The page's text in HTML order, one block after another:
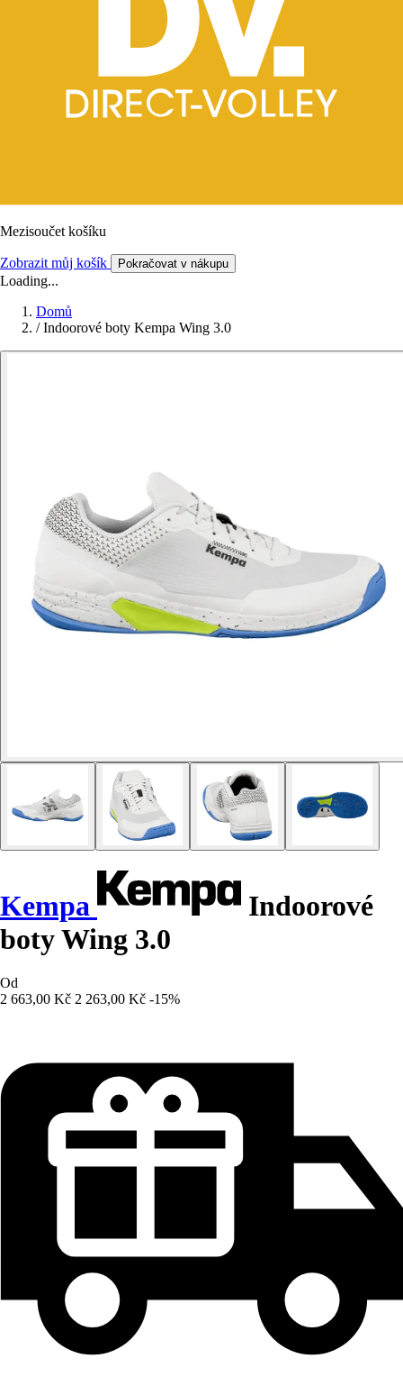
Mezisoučet košíku
Zobrazit můj košík Pokračovat v nákupu
Loading...
Domů
/ Indoorové boty Kempa Wing 3.0
Kempa
Indoorové
boty Wing 3.0
Od
2 663,00 Kč 2 263,00 Kč -15%